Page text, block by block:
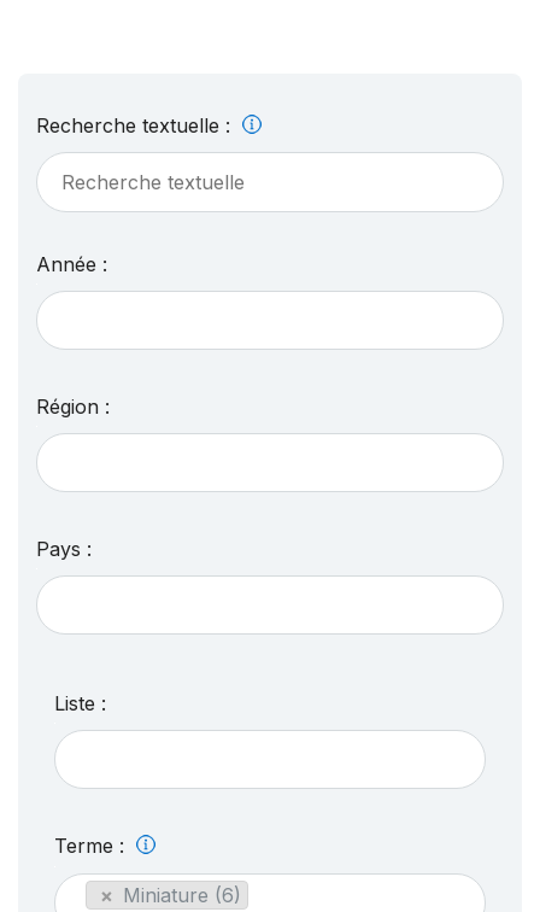
Recherche textuelle :
Année :
Région :
Pays :
Liste :
Terme :
× Miniature (6)